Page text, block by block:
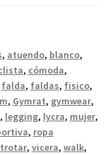
, atuendo, blanco,
, cómoda,
falda, faldas, fisico,
, Gymrat, gymwear,
, legging, lycra, mujer,
, ropa
trotar, vicera, walk,